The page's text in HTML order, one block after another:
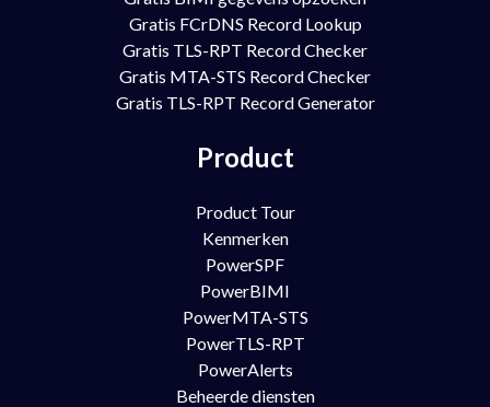
Gratis FCrDNS Record Lookup
Gratis TLS-RPT Record Checker
Gratis MTA-STS Record Checker
Gratis TLS-RPT Record Generator
Product
Product Tour
Kenmerken
PowerSPF
PowerBIMI
PowerMTA-STS
PowerTLS-RPT
PowerAlerts
Beheerde diensten